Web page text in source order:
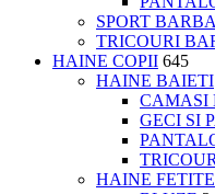
SPORT
TRICOURI
HAINE COPII 645
HAINE BAIETI
CAMASI
GECI SI
HAINE FETITE